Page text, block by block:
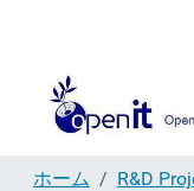
ホーム R&D